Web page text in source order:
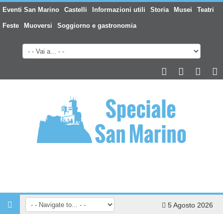
Eventi San Marino Castelli Informazioni utili Storia Musei Teatri
Feste Muoversi Soggiorno e gastronomia
5 Agosto 2026